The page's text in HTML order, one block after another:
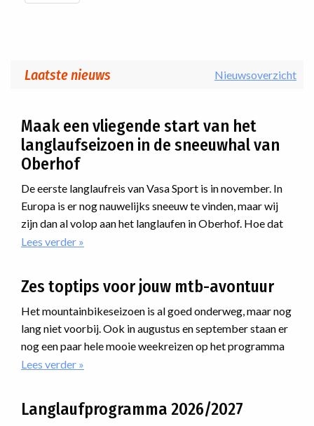
Laatste nieuws Nieuwsoverzicht
Maak een vliegende start van het
langlaufseizoen in de sneeuwhal van
Oberhof
De eerste langlaufreis van Vasa Sport is in november. In
Europa is er nog nauwelijks sneeuw te vinden, maar wij
zijn dan al volop aan het langlaufen in Oberhof. Hoe dat
kan en waarom?
Lees verder over
vliegende
van
het
langlaufseizoen
in
van
Zes toptips voor jouw mtb-avontuur
Het mountainbikeseizoen is al goed onderweg, maar nog
lang niet voorbij. Ook in augustus en september staan er
nog een paar hele mooie weekreizen op het programma
waar je nog bij kunt aansluiten. Van uitdagende routes
ongetwijfeld een reis tussen die bij jou past.
Lees verder over
voor
Langlaufprogramma 2026/2027